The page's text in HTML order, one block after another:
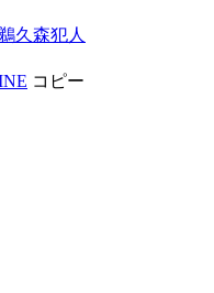
鵜久森犯人
コピー